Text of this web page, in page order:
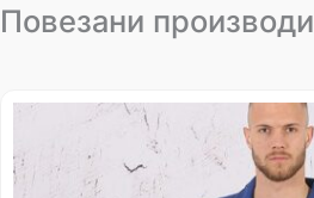
Повезани производи